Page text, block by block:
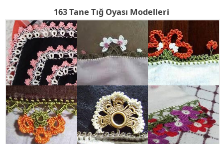
163 Tane Tığ Oyası Modelleri